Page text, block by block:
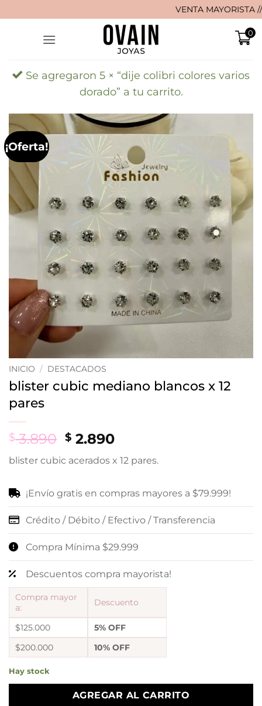
al
contenido
VENTA MAYORISTA // 🚚
0
Se agregaron 5 × “dije colibri colores varios
dorado” a tu carrito.
¡Oferta!
INICIO / DESTACADOS
blister cubic mediano blancos x 12
pares
$3.890 Original
price
was:
$ 2.890Current
price
is:
blister cubic acerados x 12 pares.
¡Envío gratis en compras mayores a $79.999!
Crédito / Débito / Efectivo / Transferencia
Compra Mínima $29.999
Descuentos compra mayorista!
Compra mayor
a:
Descuento
$125.000
5% OFF
$200.000
10% OFF
Hay stock
AGREGAR AL CARRITO